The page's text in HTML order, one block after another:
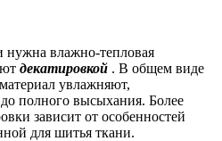
нужна влажно-тепловая
декатировкой . В общем виде
увлажняют,
полного высыхания. Более
зависит от особенностей
для шитья ткани.